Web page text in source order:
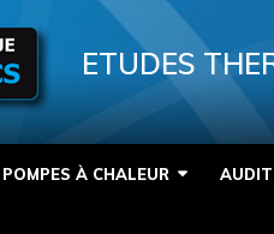
ETUDES
POMPES À CHALEUR